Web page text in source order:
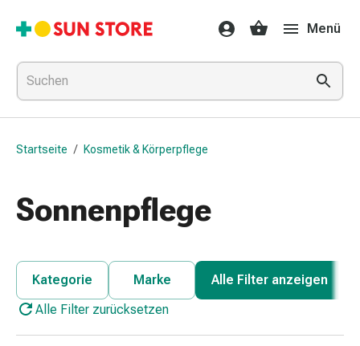
Gesundheit
&
Medikamente
Erkältung
&
Grippe
&
Halsschmerzen
Grippe-
Husten
Inhalationsgerät
&
Menü
Startseite / Kosmetik & Körperpflege
Sonnenpflege
Kategorie Marke
Alle Filter anzeigen
Alle Filter zurücksetzen